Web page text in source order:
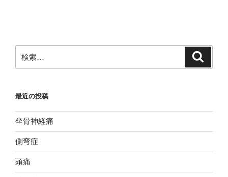
索:
最近の投稿
坐骨神経痛
側弯症
頭痛